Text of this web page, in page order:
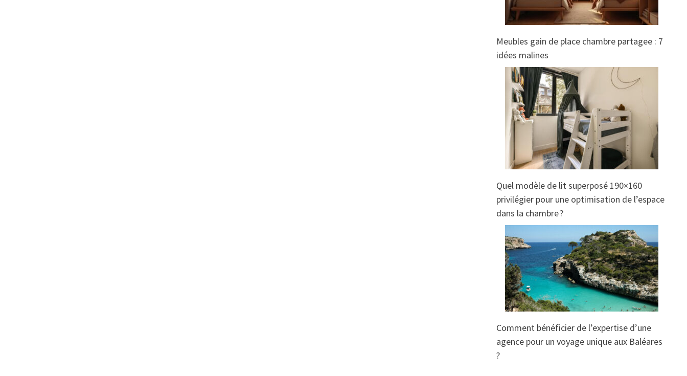
Meubles gain de place chambre partagee : 7
idées malines
Quel modèle de lit superposé 190×160
privilégier pour une optimisation de l’espace
dans la chambre ?
Comment bénéficier de l’expertise d’une
agence pour un voyage unique aux Baléares
?